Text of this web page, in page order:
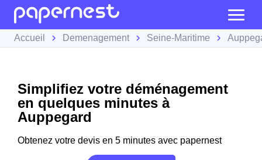
Accueil Demenagement Seine-Maritime